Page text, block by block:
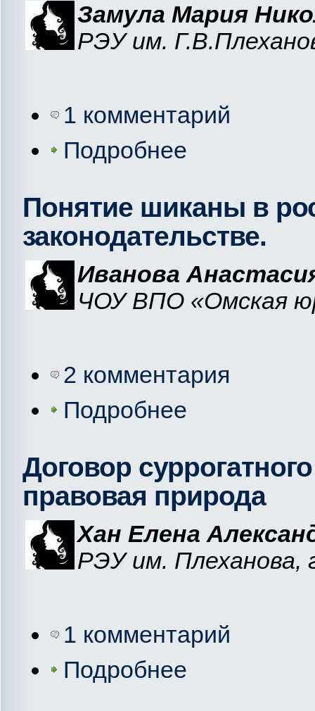
Замула Мария
РЭУ им.
1 комментарий
Подробнее
Понятие шиканы в
законодательстве.
Иванова
ЧОУ ВПО «Омская
2 комментария
Подробнее
Договор
правовая природа
Хан Елена
РЭУ им. Плеханова,
1 комментарий
Подробнее